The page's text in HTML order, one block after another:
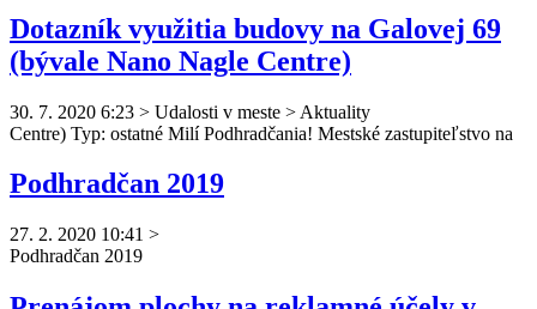
Dotazník využitia budovy na Galovej 69
(bývale Nano Nagle Centre)
30. 7. 2020 6:23 > Udalosti v meste > Aktuality
Centre) Typ: ostatné MilíPodhradčania! Mestské zastupiteľstvo na
Podhradčan 2019
27. 2. 2020 10:41 >
Podhradčan 2019